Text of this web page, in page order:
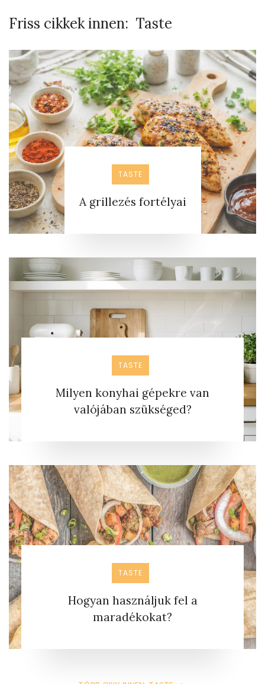
Friss cikkek innen: Taste
TASTE
A grillezés fortélyai
TASTE
Milyen konyhai gépekre van
valójában szükséged?
TASTE
Hogyan használjuk fel a
maradékokat?